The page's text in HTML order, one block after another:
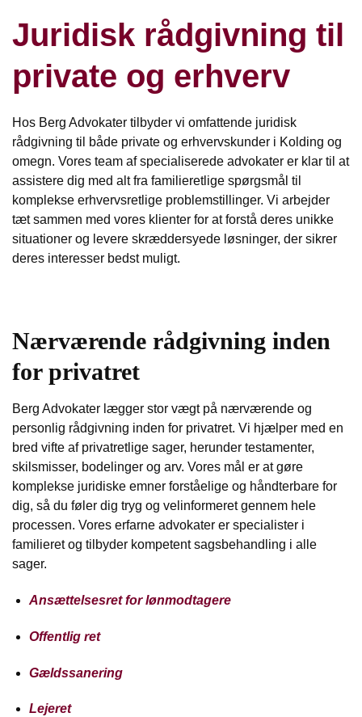
Juridisk rådgivning til
private og erhverv
Hos Berg Advokater tilbyder vi omfattende juridisk
rådgivning til både private og erhvervskunder i Kolding og
omegn. Vores team af specialiserede advokater er klar til at
assistere dig med alt fra familieretlige spørgsmål til
komplekse erhvervsretlige problemstillinger. Vi arbejder
tæt sammen med vores klienter for at forstå deres unikke
situationer og levere skræddersyede løsninger, der sikrer
deres interesser bedst muligt.
Nærværende rådgivning inden
for privatret
Berg Advokater lægger stor vægt på nærværende og
personlig rådgivning inden for privatret. Vi hjælper med en
bred vifte af privatretlige sager, herunder testamenter,
skilsmisser, bodelinger og arv. Vores mål er at gøre
komplekse juridiske emner forståelige og håndterbare for
dig, så du føler dig tryg og velinformeret gennem hele
processen. Vores erfarne advokater er specialister i
familieret og tilbyder kompetent sagsbehandling i alle
sager.
Ansættelsesret for lønmodtagere
Offentlig ret
Gældssanering
Lejeret